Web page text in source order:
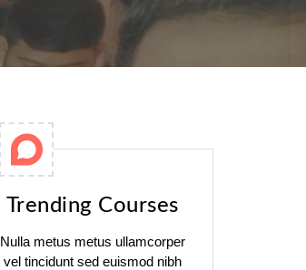
Trending Courses
Nulla metus metus ullamcorper
vel tincidunt sed euismod nibh